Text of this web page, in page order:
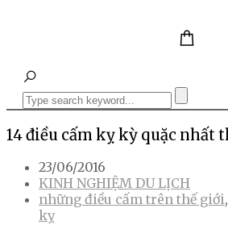
14 điều cấm kỵ kỳ quặc nhất
23/06/2016
KINH NGHIỆM DU LỊCH
những điều cấm trên thế giới,
kỵ